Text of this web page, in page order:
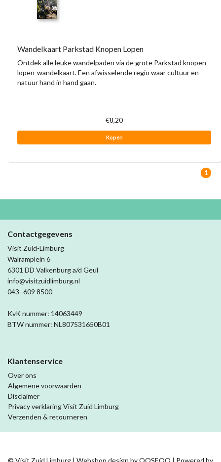
Wandelkaart Parkstad Knopen Lopen
Ontdek alle leuke wandelpaden via de grote Parkstad knopen
lopen-wandelkaart. Een afwisselende regio waar cultuur en
natuur hand in hand gaan.
€8,20
Kopen
1
Contactgegevens
Visit Zuid-Limburg
Walramplein 6
6301 DD Valkenburg a/d Geul
info@visitzuidlimburg.nl
043- 609 8500
KvK nummer: 14063449
BTW nummer: NL807531650B01
Klantenservice
Over ons
Algemene voorwaarden
Disclaimer
Privacy verklaring Visit Zuid Limburg
Verzenden & retourneren
© Visit Zuid Limburg | Webshop design byOOSEOO | Powered by